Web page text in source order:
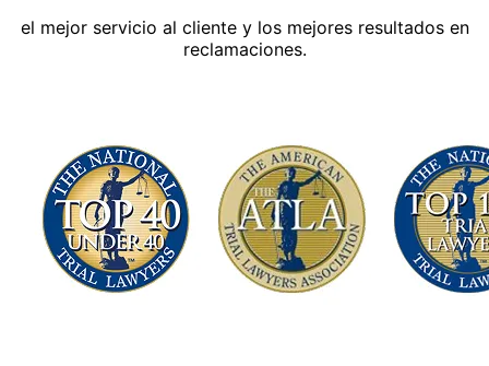
el mejor servicio al cliente y los mejores resultados en
reclamaciones.